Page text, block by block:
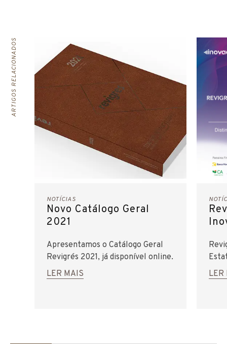
ARTIGOS RELACIONADOS
NOTÍCIAS
Novo Catálogo Geral
2021
Apresentamos o Catálogo Geral
Revigrés 2021, já disponível online.
LER MAIS
LER